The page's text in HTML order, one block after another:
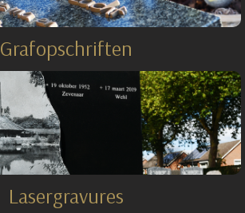
Grafopschriften
Lasergravures